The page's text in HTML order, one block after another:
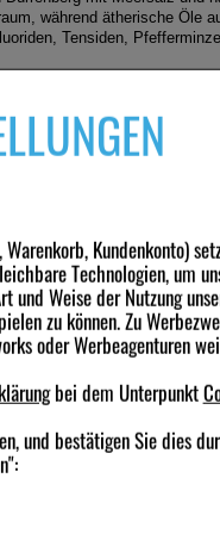
Kundenkonto)
Technologien, um
und Weise der Nutzung
zu können. Zu
oder Werbeagenturen
bei dem Unterpunkt
und bestätigen Sie dies
während ätherische Öle
Tensiden,
Bewegungen ohne starken
vor
Maris Sal, Hydrated
Leaf Water, Solum
gekauft